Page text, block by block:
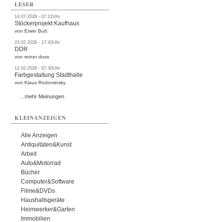
LESER
14.07.2026 - 07:12Uhr
Stöckerprojekt Kaufhaus
von Erwin Buß
23.02.2026 - 17:42Uhr
DDR
von reiner doss
12.02.2026 - 07:30Uhr
Farbgestaltung Stadthalle
von Klaus Rodominsky
...mehr Meinungen
KLEINANZEIGEN
Alle Anzeigen
Antiquitäten&Kunst
Arbeit
Auto&Motorrad
Bücher
Computer&Software
Filme&DVDs
Haushaltsgeräte
Heimwerker&Garten
Immobilien